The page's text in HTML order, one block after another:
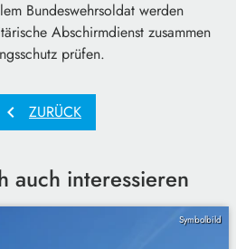
Bundeswehrsoldat werden
Abschirmdienst zusammen
prüfen.
chevron_left ZURÜCK
auch interessieren
Symbolbild